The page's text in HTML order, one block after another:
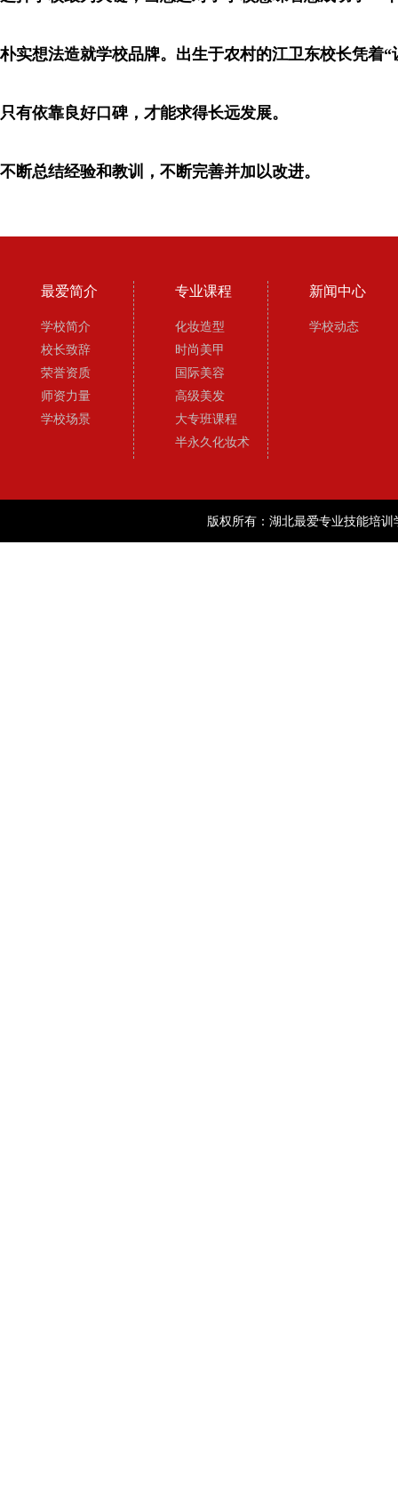
朴实想法造就学校品牌。出生于农村的江卫东校长凭着
只有依靠良好口碑，才能求得长远发展。
不断总结经验和教训，不断完善并加以改进。
最爱简介
学校简介
校长致辞
荣誉资质
师资力量
学校场景
专业课程
化妆造型
时尚美甲
国际美容
高级美发
大专班课程
半永久化妆术
新闻中心
学校动态
版权所有：湖北最爱专业技能培